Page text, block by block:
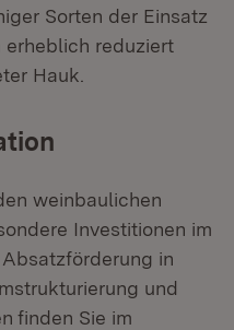
Sorten der Einsatz
reduziert
Hauk.
weinbaulichen
Investitionen im
in
und
finden Sie im